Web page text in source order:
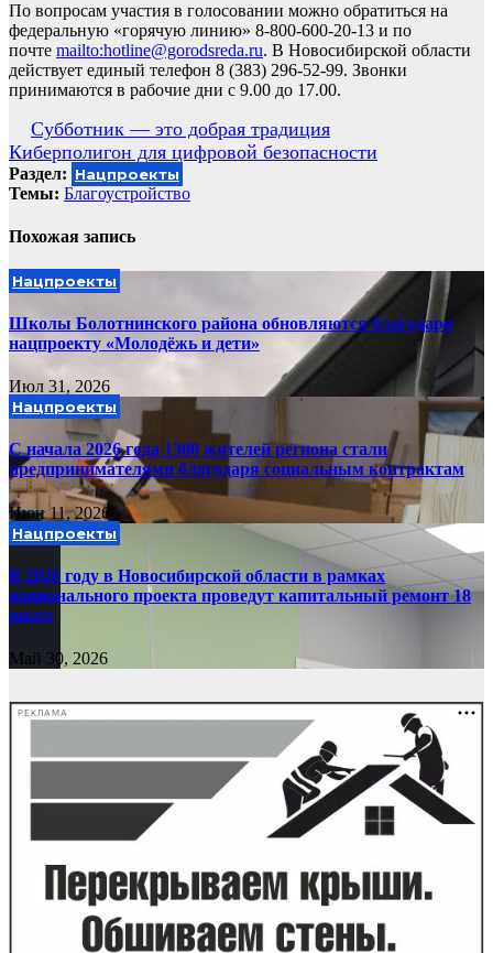
По вопросам участия в голосовании можно обратиться на
федеральную «горячую линию» 8-800-600-20-13 и по
почте mailto:hotline@gorodsreda.ru. В Новосибирской области
действует единый телефон 8 (383) 296-52-99. Звонки
принимаются в рабочие дни с 9.00 до 17.00.
Навигация
по
записям
Субботник — это добрая традиция
Киберполигон для цифровой безопасности
Раздел: Нацпроекты
Темы: Благоустройство
Похожая запись
Нацпроекты
Школы Болотнинского района обновляются благодаря
нацпроекту «Молодёжь и дети»
Июл 31, 2026
Нацпроекты
С начала 2026 года 1300 жителей региона стали
предпринимателями благодаря социальным контрактам
Июн 11, 2026
Нацпроекты
В 2026 году в Новосибирской области в рамках
национального проекта проведут капитальный ремонт 18
школ
Май 30, 2026
РЕКЛАМА